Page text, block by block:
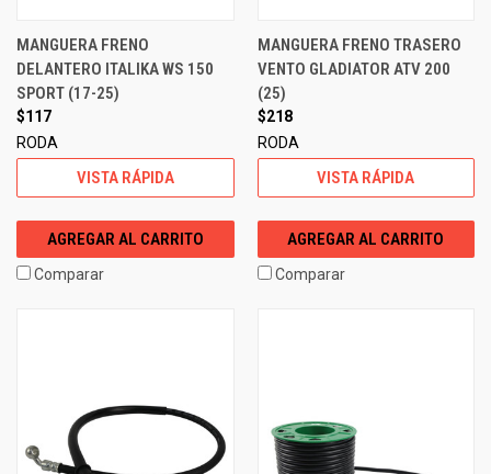
MANGUERA FRENO
DELANTERO ITALIKA WS 150
SPORT (17-25)
$117
RODA
VISTA RÁPIDA
AGREGAR AL CARRITO
Comparar
MANGUERA FRENO TRASERO
VENTO GLADIATOR ATV 200
(25)
$218
RODA
VISTA RÁPIDA
AGREGAR AL CARRITO
Comparar